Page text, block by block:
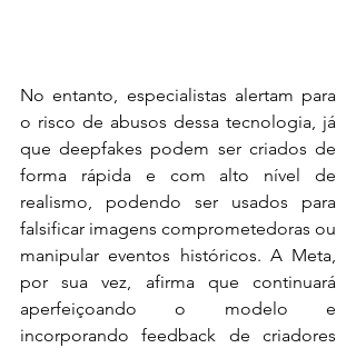
No entanto, especialistas alertam para
o risco de abusos dessa tecnologia, já
que deepfakes podem ser criados de
forma rápida e com alto nível de
realismo, podendo ser usados para
falsificar imagens comprometedoras ou
manipular eventos históricos. A Meta,
por sua vez, afirma que continuará
aperfeiçoando o modelo e
incorporando feedback de criadores